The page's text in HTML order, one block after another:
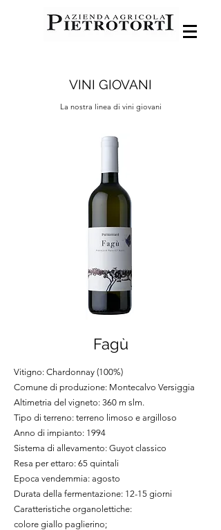
VINI GIOVANI
La nostra linea di vini giovani
Fagù
Vitigno: Chardonnay (100%)
Comune di produzione: Montecalvo Versiggia
Altimetria del vigneto: 360 m slm.
Tipo di terreno: terreno limoso e argilloso
Anno di impianto: 1994
Sistema di allevamento: Guyot classico
Resa per ettaro: 65 quintali
Epoca vendemmia: agosto
Durata della fermentazione: 12-15 giorni
Caratteristiche organolettiche:
colore giallo paglierino;